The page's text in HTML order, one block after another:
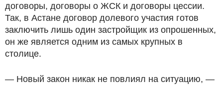
договоры, договоры о ЖСК и договоры цессии.
Так, в Астане договор долевого участия готов
заключить лишь один застройщик из опрошенных,
он же является одним из самых крупных в
столице.
— Новый закон никак не повлиял на ситуацию, —